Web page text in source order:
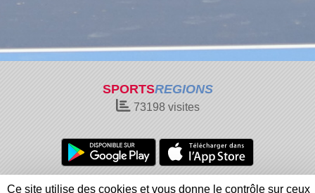
SPORTSREGIONS
73198visites
Charte cookies Gestion des cookies
Ce site utilise des cookies et vous donne le contrôle sur ceux